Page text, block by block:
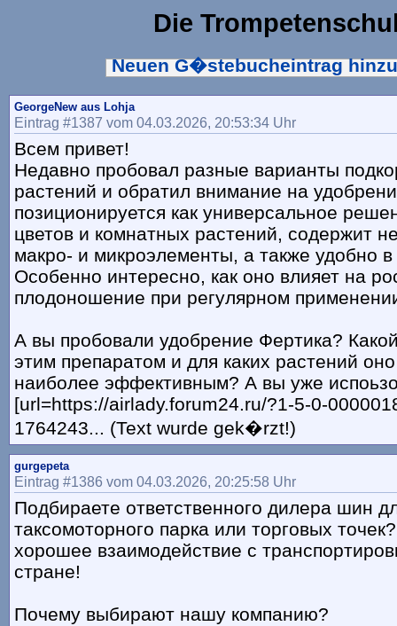
Die
Neuen G�stebucheintrag
GeorgeNew aus Lohja
Eintrag #1387 vom 04.03.2026, 20:53:34 Uhr
Всем привет!
Недавно пробовал разные варианты
растений и обратил внимание на
позиционируется как универсальное
цветов и комнатных растений, содержит
макро- и микроэлементы, а также удобно
Особенно интересно, как оно влияет на
плодоношение при регулярном
А вы пробовали удобрение Фертика?
этим препаратом и для каких растений
наиболее эффективным? А вы уже
[url=https://airlady.forum24.ru/?1-5-0-
1764243... (Text wurde gek�rzt!)
gurgepeta
Eintrag #1386 vom 04.03.2026, 20:25:58 Uhr
Подбираете ответственного дилера шин
таксомоторного парка или торговых
хорошее взаимодействие с
стране!
Почему выбирают нашу компанию?